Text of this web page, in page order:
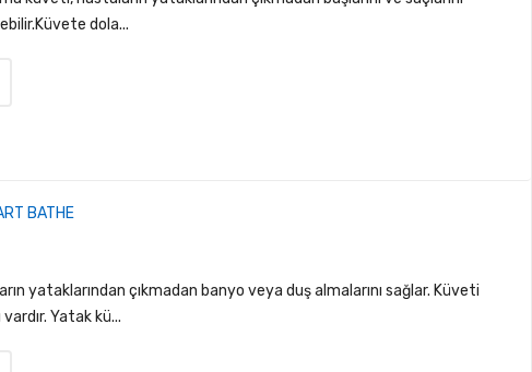
dola...
BATHE
yataklarından çıkmadan banyo veya duş almalarını sağlar. Küveti
Yatak kü...